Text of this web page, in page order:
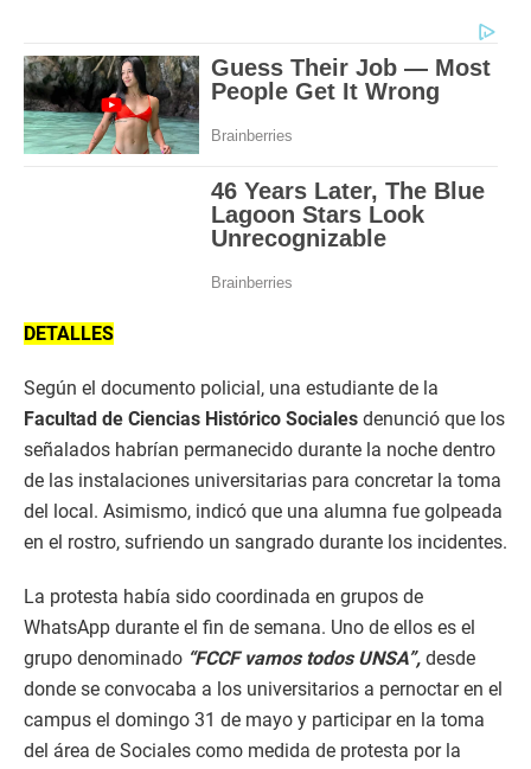
DETALLES
Según el documento policial, una estudiante de la
Facultad de Ciencias Histórico Sociales denunció que los
señalados habrían permanecido durante la noche dentro
de las instalaciones universitarias para concretar la toma
del local. Asimismo, indicó que una alumna fue golpeada
en el rostro, sufriendo un sangrado durante los incidentes.
La protesta había sido coordinada en grupos de
WhatsApp durante el fin de semana. Uno de ellos es el
grupo denominado “FCCF vamos todos UNSA”, desde
donde se convocaba a los universitarios a pernoctar en el
campus el domingo 31 de mayo y participar en la toma
del área de Sociales como medida de protesta por la